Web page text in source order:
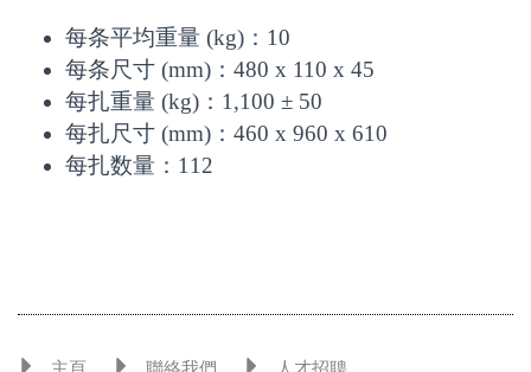
每条平均重量 (kg)： 10
每条尺寸 (mm)： 480 x 110 x 45
每扎重量 (kg)： 1,100 ± 50
每扎尺寸 (mm)： 460 x 960 x 610
每扎数量： 112
主頁 聯絡我們 人才招聘